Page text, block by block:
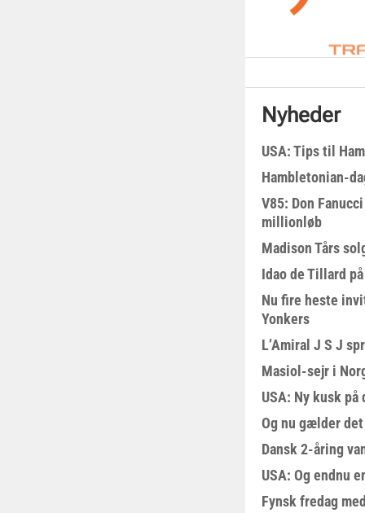
Nyheder
USA: Tips til
Hambletonian-
V85: Don
millionløb
Madison Tårs
Idao de Tillard
Nu fire heste
Yonkers
L’Amiral J S J
Masiol-sejr i
USA: Ny kusk på
Og nu gælder
Dansk 2-åring
USA: Og endnu
Fynsk fredag